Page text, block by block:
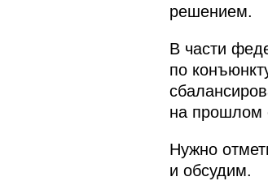
решением.
В части
по
на прошлом
Нужно
и обсудим.